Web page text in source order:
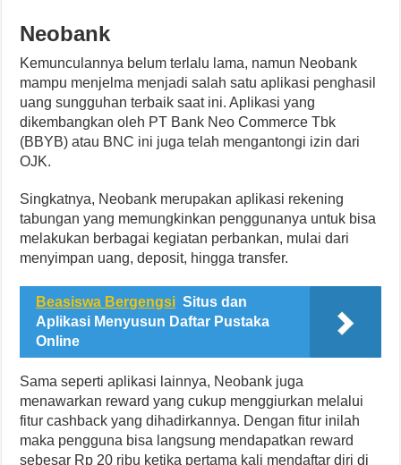
Neobank
Kemunculannya belum terlalu lama, namun Neobank
mampu menjelma menjadi salah satu aplikasi penghasil
uang sungguhan terbaik saat ini. Aplikasi yang
dikembangkan oleh PT Bank Neo Commerce Tbk
(BBYB) atau BNC ini juga telah mengantongi izin dari
OJK.
Singkatnya, Neobank merupakan aplikasi rekening
tabungan yang memungkinkan penggunanya untuk bisa
melakukan berbagai kegiatan perbankan, mulai dari
menyimpan uang, deposit, hingga transfer.
Beasiswa Bergengsi Situs dan
Aplikasi Menyusun Daftar Pustaka
Online
Sama seperti aplikasi lainnya, Neobank juga
menawarkan reward yang cukup menggiurkan melalui
fitur cashback yang dihadirkannya. Dengan fitur inilah
maka pengguna bisa langsung mendapatkan reward
sebesar Rp 20 ribu ketika pertama kali mendaftar diri di